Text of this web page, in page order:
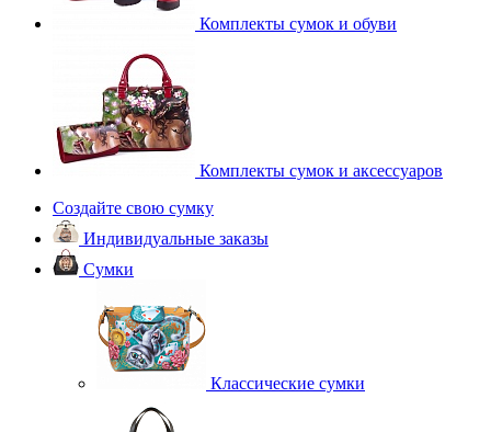
Комплекты сумок и обуви
Комплекты сумок и аксессуаров
Создайте свою сумку
Индивидуальные заказы
Сумки
Классические сумки